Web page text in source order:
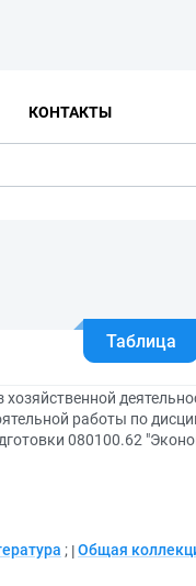
КОНТАКТЫ
Таблица
работы по
080100.62
; Общая